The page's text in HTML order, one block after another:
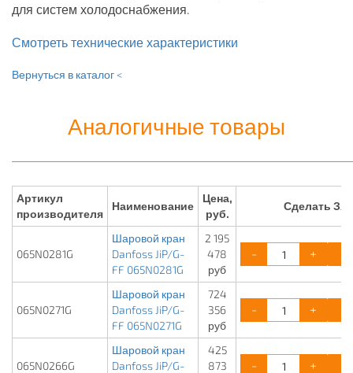
для систем холодоснабжения.
Смотреть технические характеристики
Вернуться в каталог <
Аналогичные товары
Артикул
производителя
Наименование
Цена,
руб.
Сделать
065N0281G
Шаровой кран
Danfoss JiP/G-
FF 065N0281G
2 195
478
руб
- +
065N0271G
Шаровой кран
Danfoss JiP/G-
FF 065N0271G
724
356
руб
- +
065N0266G
Шаровой кран
Danfoss JiP/G-
425
873
- +